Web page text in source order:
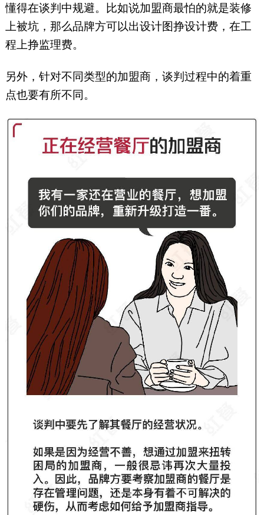
懂得在谈判中规避。比如说加盟商最怕的就是装修
上被坑，那么品牌方可以出设计图挣设计费，在工
程上挣监理费。
另外，针对不同类型的加盟商，谈判过程中的着重
点也要有所不同。